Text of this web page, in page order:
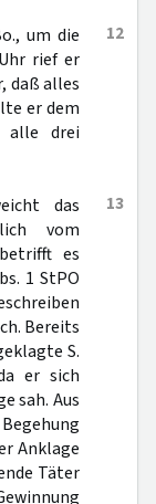
12
um die
rief er
daß alles
er dem
alle drei
13
das
vom
es
1 StPO
Bereits
S.
er sich
sah. Aus
Anklage
Täter